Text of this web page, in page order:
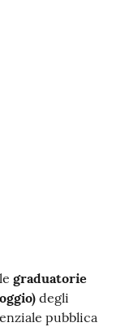
graduatorie
degli
pubblica